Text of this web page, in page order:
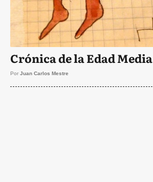
Crónica de la Edad Media
Por Juan Carlos Mestre